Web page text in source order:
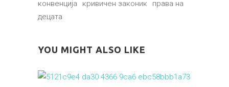
конвенција
кривичен законик
права на
децата
YOU MIGHT ALSO LIKE